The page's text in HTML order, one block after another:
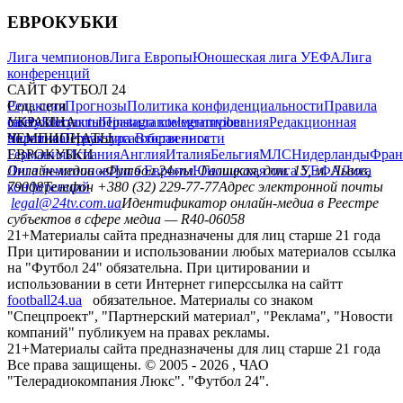
ЕВРОКУБКИ
Лига чемпионовЛига ЕвропыЮношеская лига УЕФАЛига
конференций
САЙТ ФУТБОЛ 24
РедакцияПрогнозыПолитика конфиденциальностиПравила
сайтуКонтактыПравила комментированияРедакционная
политикаСтруктура собственности
Соц. сети
facebookxyoutubeinstagramtelegramviber
УКРАИНА
УкраинаПервая лигаВторая лига
ЧЕМПИОНАТЫ
ГерманияИспанияАнглияИталияБельгияМЛСНидерланды
ЕВРОКУБКИ
Лига чемпионовЛига ЕвропыЮношеская лига УЕФАЛига
конференций
Онлайн-медиа «Футбол 24»пл. Галицкая, дом. 15, м. Львов,
79008Телефон +380 (32) 229-77-77Адрес электронной почты
legal@24tv.com.uaИдентификатор онлайн-медиа в Реестре
субъектов в сфере медиа — R40-06058
21+Материалы сайта предназначены для лиц старше 21 года
При цитировании и использовании любых материалов ссылка
на "Футбол 24" обязательна. При цитировании и
использовании в сети Интернет гиперссылка на сайтт
football24.ua
обязательное. Материалы со знаком
"Спецпроект", "Партнерский материал", "Реклама", "Новости
компаний" публикуем на правах рекламы.
21+Материалы сайта предназначены для лиц старше 21 года
Все права защищены. © 2005 - 2026 , ЧАО
"Телерадиокомпания Люкс". "Футбол 24".